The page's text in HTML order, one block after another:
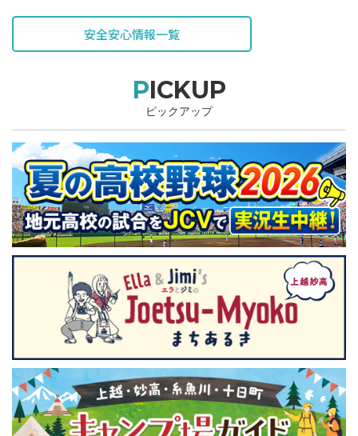
安全安心情報一覧
PICKUP
ピックアップ